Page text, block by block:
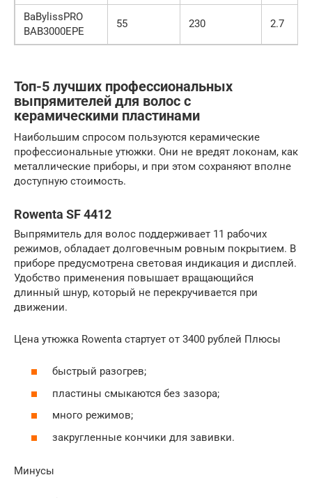
BaBylissPRO
BAB3000EPE
55 230 2.7
Топ-5 лучших профессиональных
выпрямителей для волос с
керамическими пластинами
Наибольшим спросом пользуются керамические
профессиональные утюжки. Они не вредят локонам, как
металлические приборы, и при этом сохраняют вполне
доступную стоимость.
Rowenta SF 4412
Выпрямитель для волос поддерживает 11 рабочих
режимов, обладает долговечным ровным покрытием. В
приборе предусмотрена световая индикация и дисплей.
Удобство применения повышает вращающийся
длинный шнур, который не перекручивается при
движении.
Цена утюжка Rowenta стартует от 3400 рублей Плюсы
быстрый разогрев;
пластины смыкаются без зазора;
много режимов;
закругленные кончики для завивки.
Минусы